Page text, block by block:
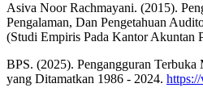
Asiva Noor Rachmayani. (2015).
Pengalaman, Dan Pengetahuan
(Studi Empiris Pada Kantor Akuntan
BPS. (2025). Pengangguran
yang Ditamatkan 1986 - 2024.